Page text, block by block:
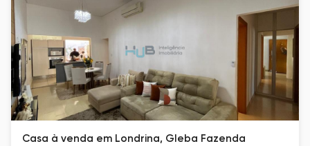
Casa à venda em Londrina, Gleba Fazenda